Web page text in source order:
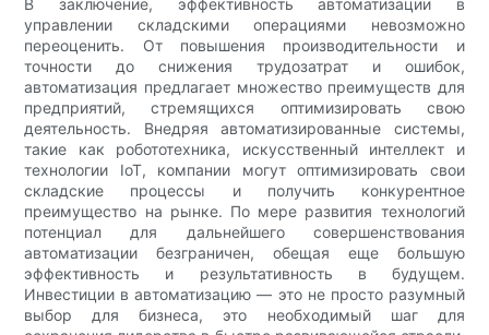
управлении складскими операциями невозможно
переоценить. От повышения производительности и
точности до снижения трудозатрат и ошибок,
автоматизация предлагает множество преимуществ для
предприятий, стремящихся оптимизировать свою
деятельность. Внедряя автоматизированные системы,
такие как робототехника, искусственный интеллект и
технологии IoT, компании могут оптимизировать свои
складские процессы и получить конкурентное
преимущество на рынке. По мере развития технологий
потенциал для дальнейшего совершенствования
автоматизации безграничен, обещая еще большую
эффективность и результативность в будущем.
Инвестиции в автоматизацию — это не просто разумный
выбор для бизнеса, это необходимый шаг для